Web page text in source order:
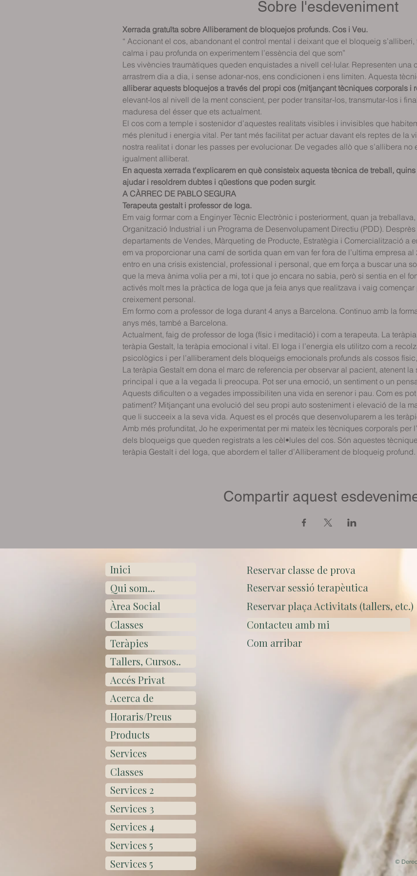
Sobre l'esdeveniment
Xerrada gratuïta sobre Alliberament de bloquejos profunds. Cos i Veu.
“ Accionant el cos, abandonant el control mental i deixant que el bloqueig
calma i pau profunda on experimentem l’essència del que som”
Les vivències traumàtiques queden enquistades a nivell cel·lular. Representen una
arrastrem dia a dia, i sense adonar-nos, ens condicionen i ens limiten. Aquesta
alliberar aquests bloquejos a través del propi cos (mitjançant tècniques corporals i
elevant-los al nivell de la ment conscient, per poder transitar-los, transmutar-los i
maduresa del ésser que ets actualment.
El cos com a temple i sostenidor d’aquestes realitats visibles i invisibles que
més plenitud i energia vital. Per tant més facilitat per actuar davant els reptes de la
nostra realitat i donar les passes per evolucionar. De vegades allò que s’allibera no
igualment alliberat.
En aquesta xerrada t'explicarem en què consisteix aquesta tècnica de treball,
ajudar i resoldrem dubtes i qüestions que poden surgir.
A CÀRREC DE PABLO SEGURA
Terapeuta gestalt i professor de Ioga.
Em vaig formar com a Enginyer Tècnic Electrònic i posteriorment, quan ja
Organització Industrial i un Programa de Desenvolupament Directiu (PDD).
departaments de Vendes, Màrqueting de Producte, Estratègia i Comercialització a
em va proporcionar una camí de sortida quan em van fer fora de l’ultima empresa
entro en una crisis existencial, professional i personal, que em força a buscar una
que la meva ànima volia per a mi, tot i que jo encara no sabia, però si sentia en el
activés molt mes la pràctica de Ioga que ja feia anys que realitzava i vaig
creixement personal.
Em formo com a professor de Ioga durant 4 anys a Barcelona. Continuo amb la
anys més, també a Barcelona.
Actualment, faig de professor de Ioga (físic i meditació) i com a terapeuta. La
teràpia Gestalt, la teràpia emocional i vital. El Ioga i l’energia els utilitzo com a
psicològics i per l’alliberament dels bloqueigs emocionals profunds als cossos
La teràpia Gestalt em dona el marc de referencia per observar al pacient, atenent
principal i que a la vegada li preocupa. Pot ser una emoció, un sentiment o un
Aquests dificulten o a vegades impossibiliten una vida en serenor i pau. Com es
patiment? Mitjançant una evolució del seu propi auto sosteniment i elevació de la
que li succeeix a la seva vida. Aquest es el procés que desenvoluparem a les
Amb més profunditat, Jo he experimentat per mi mateix les tècniques corporals per
dels bloqueigs que queden registrats a les cèl•lules del cos. Són aquestes
teràpia Gestalt i del Ioga, que abordem el taller d’Alliberament de bloqueig profund.
Compartir aquest
Inici
Qui som...
Àrea Social
Classes
Teràpies
Tallers, Cursos..
Accés Privat
Acerca de
Horaris/Preus
Products
Services
Classes
Services 2
Services 3
Services 4
Services 5
Services 5
Reservar classe de prova
Reservar sessió terapèutica
Contacteu amb mi
Com arribar
©
Reservar plaça Activitats (tallers, etc.)